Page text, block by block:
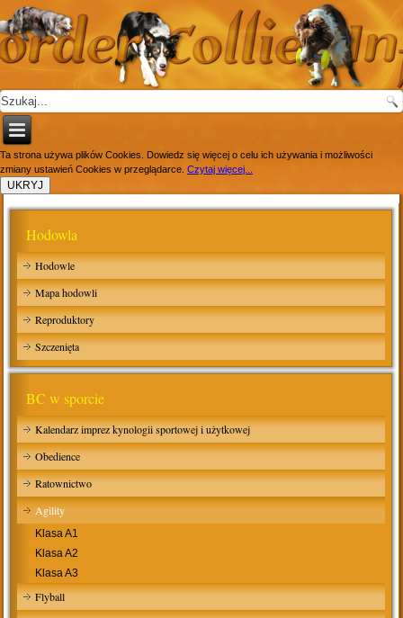
Ta strona używa plików Cookies. Dowiedz się więcej o celu ich używania i możliwości
zmiany ustawień Cookies w przeglądarce. Czytaj więcej...
Hodowla
Hodowle
Mapa hodowli
Reproduktory
Szczenięta
BC w sporcie
Kalendarz imprez kynologii sportowej i użytkowej
Obedience
Ratownictwo
Agility
Klasa A1
Klasa A2
Klasa A3
Flyball